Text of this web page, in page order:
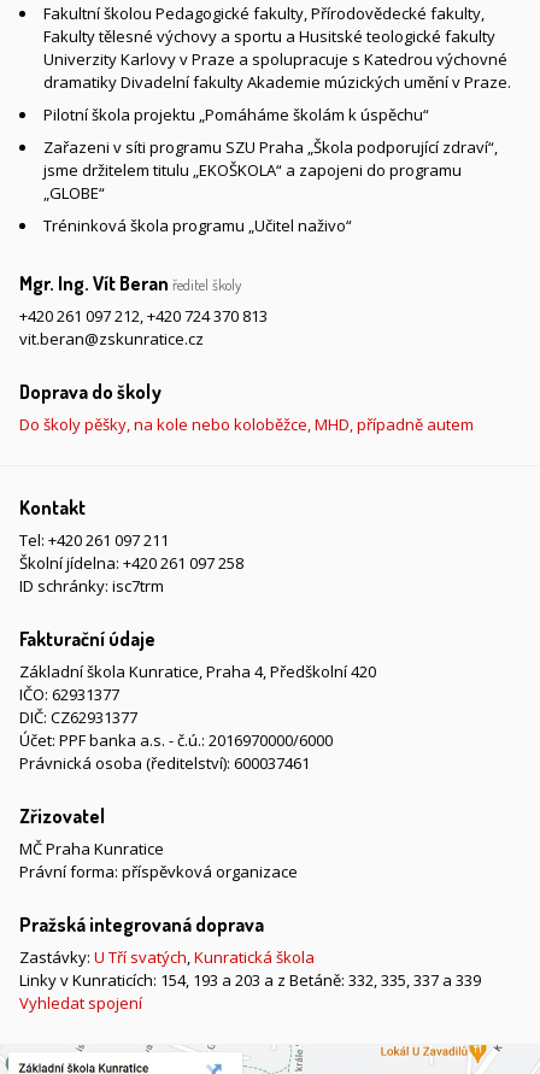
Fakultní školou Pedagogické fakulty, Přírodovědecké fakulty,
Fakulty tělesné výchovy a sportu a Husitské teologické fakulty
Univerzity Karlovy v Praze a spolupracuje s Katedrou výchovné
dramatiky Divadelní fakulty Akademie múzických umění v Praze.
Pilotní škola projektu „Pomáháme školám k úspěchu“
Zařazeni v síti programu SZU Praha „Škola podporující zdraví“,
jsme držitelem titulu „EKOŠKOLA“ a zapojeni do programu
„GLOBE“
Tréninková škola programu „Učitel naživo“
Mgr. Ing. Vít Beran ředitel školy
+420 261 097 212,+420 724 370 813
vit.beran@zskunratice.cz
Doprava do školy
Do školy pěšky, na kole nebo koloběžce, MHD, případně autem
Kontakt
Tel: +420 261 097 211
Školní jídelna: +420 261 097 258
ID schránky: isc7trm
Fakturační údaje
Základní škola Kunratice, Praha 4, Předškolní 420
IČO: 62931377
DIČ: CZ62931377
Účet: PPF banka a.s. - č.ú.: 2016970000/6000
Právnická osoba (ředitelství): 600037461
Zřizovatel
MČ Praha Kunratice
Právní forma: příspěvková organizace
Pražská integrovaná doprava
Zastávky: U Tří svatých,Kunratická škola
Linky v Kunraticích: 154, 193 a 203 a z Betáně: 332, 335, 337 a 339
Vyhledat spojení